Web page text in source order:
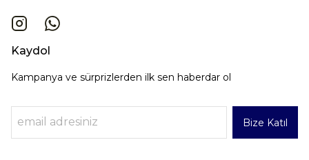
Kaydol
Kampanya ve sürprizlerden ilk sen haberdar ol
Bize Katıl